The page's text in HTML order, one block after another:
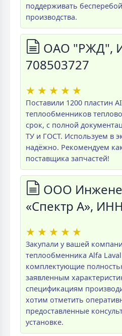
поддерживать
производства.
ОАО "РЖД",
708503727
★ ★ ★ ★ ★
Поставили 1200 пластин
теплообменников
срок, с полной
ТУ и ГОСТ. Используем в
надёжно. Рекомендуем
поставщика запчастей!
ООО
«Спектр А»,
★ ★ ★ ★ ★
Закупали у вашей
теплообменника Alfa
комплектующие
заявленным
спецификациям
хотим отметить
предоставленные
установке.